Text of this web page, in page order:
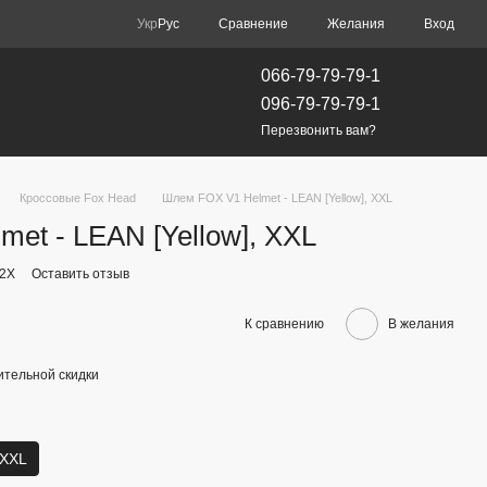
Укр Рус Сравнение Желания Вход
066-79-79-79-1
096-79-79-79-1
Перезвонить вам?
Кроссовые Fox Head Шлем FOX V1 Helmet - LEAN [Yellow], XXL
- LEAN [Yellow], XXL
Оставить отзыв
К сравнению В желания
скидки
XXL